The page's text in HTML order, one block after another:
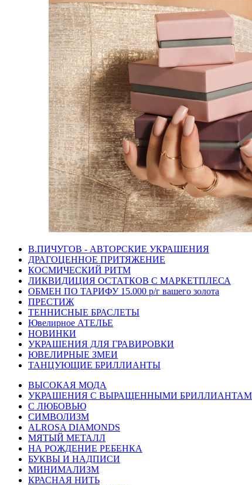
В.ПИЧУГОВ - АВТОРСКИЕ УКРАШЕНИЯ
ДРАГОЦЕННОЕ ПРИТЯЖЕНИЕ
КОСМИЧЕСКИЙ РИТМ
ЛИКВИДИЦИЯ ОСТАТКОВ С МАРКЕТПЛЕСА
ОБМЕН ПО ТАРИФУ 15.000 р/г вашего золота
ПРЕСТИЖ
ТЕННИСНЫЕ БРАСЛЕТЫ
Ювелирное АТЕЛЬЕ
НОВИНКИ
УКРАШЕНИЯ ДЛЯ ГРАВИРОВКИ
ЮВЕЛИРНЫЕ ЗМЕИ
ТАНЦУЮЩИЕ БРИЛЛИАНТЫ
ВЫСОКАЯ МОДА
УКРАШЕНИЯ С ВЫРАЩЕННЫМИ
С ЛЮБОВЬЮ
СИМВОЛИЗМ
ALROSA DIAMONDS
МЯТЫЙ МЕТАЛЛ
НА РОЖДЕНИЕ РЕБЕНКА
БУКВЫ И НАДПИСИ
МИНИМАЛИЗМ
КРАСНАЯ НИТЬ